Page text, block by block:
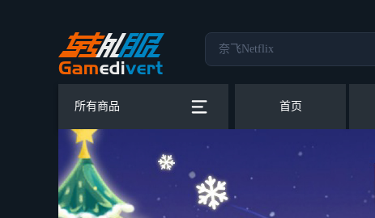
所有商品 首页